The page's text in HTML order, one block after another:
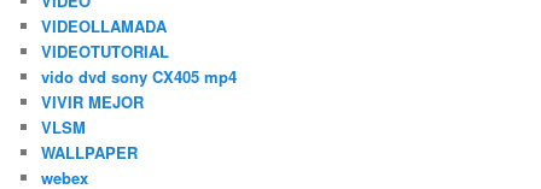
VIDEOLLAMADA
VIDEOTUTORIAL
vido dvd sony CX405 mp4
VIVIR MEJOR
VLSM
WALLPAPER
webex